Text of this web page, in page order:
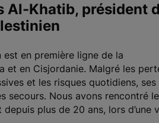
Al-Khatib, président
en première ligne de la
et en Cisjordanie. Malgré les
et les risques quotidiens, ses
secours. Nous avons rencontré
plus de 20 ans, lors d’une